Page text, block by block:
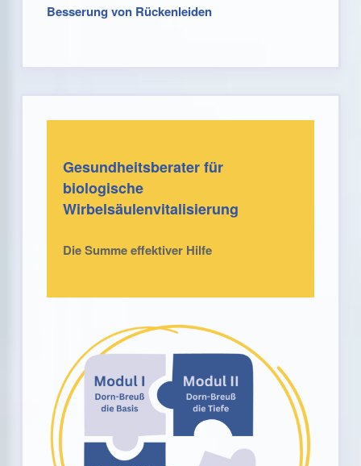
Besserung von Rückenleiden
Gesundheitsberater für
biologische
Wirbelsäulenvitalisierung
Die Summe effektiver Hilfe